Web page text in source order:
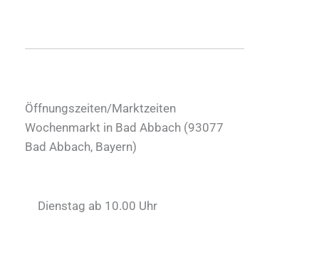
Öffnungszeiten/Marktzeiten
Wochenmarkt in Bad Abbach (93077
Bad Abbach, Bayern)
Dienstag ab 10.00 Uhr